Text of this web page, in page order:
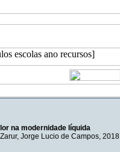
na modernidade líquida
, Jorge Lucio de Campos, 2018